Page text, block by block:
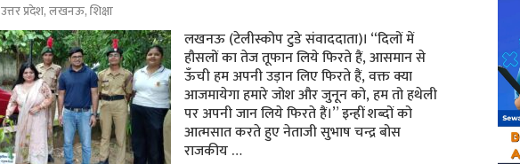
उत्तर प्रदेश,लखनऊ,शिक्षा
लखनऊ (टेलीस्कोप टुडे संवाददाता)। “दिलों में
हौसलों का तेज तूफान लिये फिरते हैं, आसमान से
ऊँची हम अपनी उड़ान लिए फिरते हैं, वक्त क्या
आजमायेगा हमारे जोश और जुनून को, हम तो हथेली
पर अपनी जान लिये फिरते हैं।” इन्हीं शब्दों को
आत्मसात करते हुए नेताजी सुभाष चन्द्र बोस
राजकीय …